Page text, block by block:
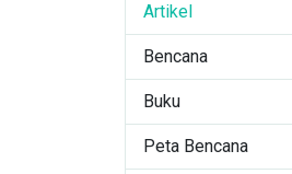
Artikel
Bencana
Buku
Peta Bencana